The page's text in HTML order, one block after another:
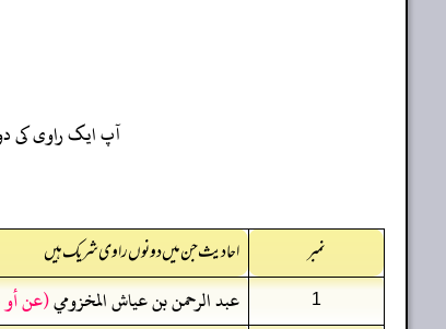
آپ ایک راوی کی
نمبر احادیث جن میں دونوں راوی شریک ہیں
1 عبد الرحمن بن عياش المخزومي(عن أو